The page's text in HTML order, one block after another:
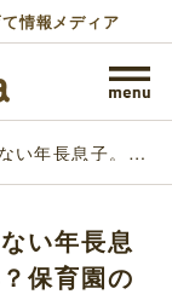
情報メディア
い年長息子。親
い年長息
保育園の